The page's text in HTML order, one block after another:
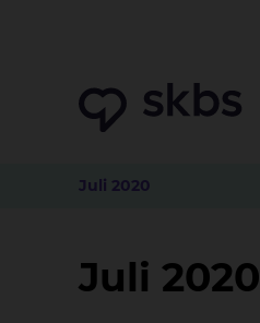
Juli 2020
Juli 2020